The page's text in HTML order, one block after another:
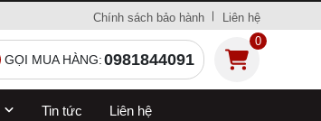
Chính sách bảo hành Liên hệ
GỌI MUA HÀNG:0981844091
0
Tin tức Liên hệ